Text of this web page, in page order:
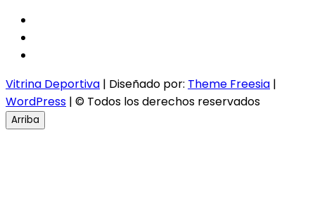
Vitrina Deportiva | Diseñado por: Theme Freesia |
WordPress | © Todos los derechos reservados
Arriba